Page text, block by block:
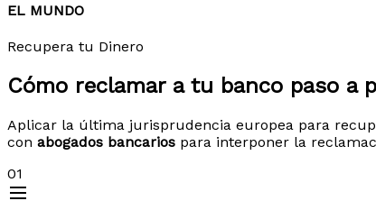
EL MUNDO
Recupera tu Dinero
Cómo reclamar a tu banco paso a
Aplicar la última jurisprudencia europea para
con abogados bancarios para interponer la
01